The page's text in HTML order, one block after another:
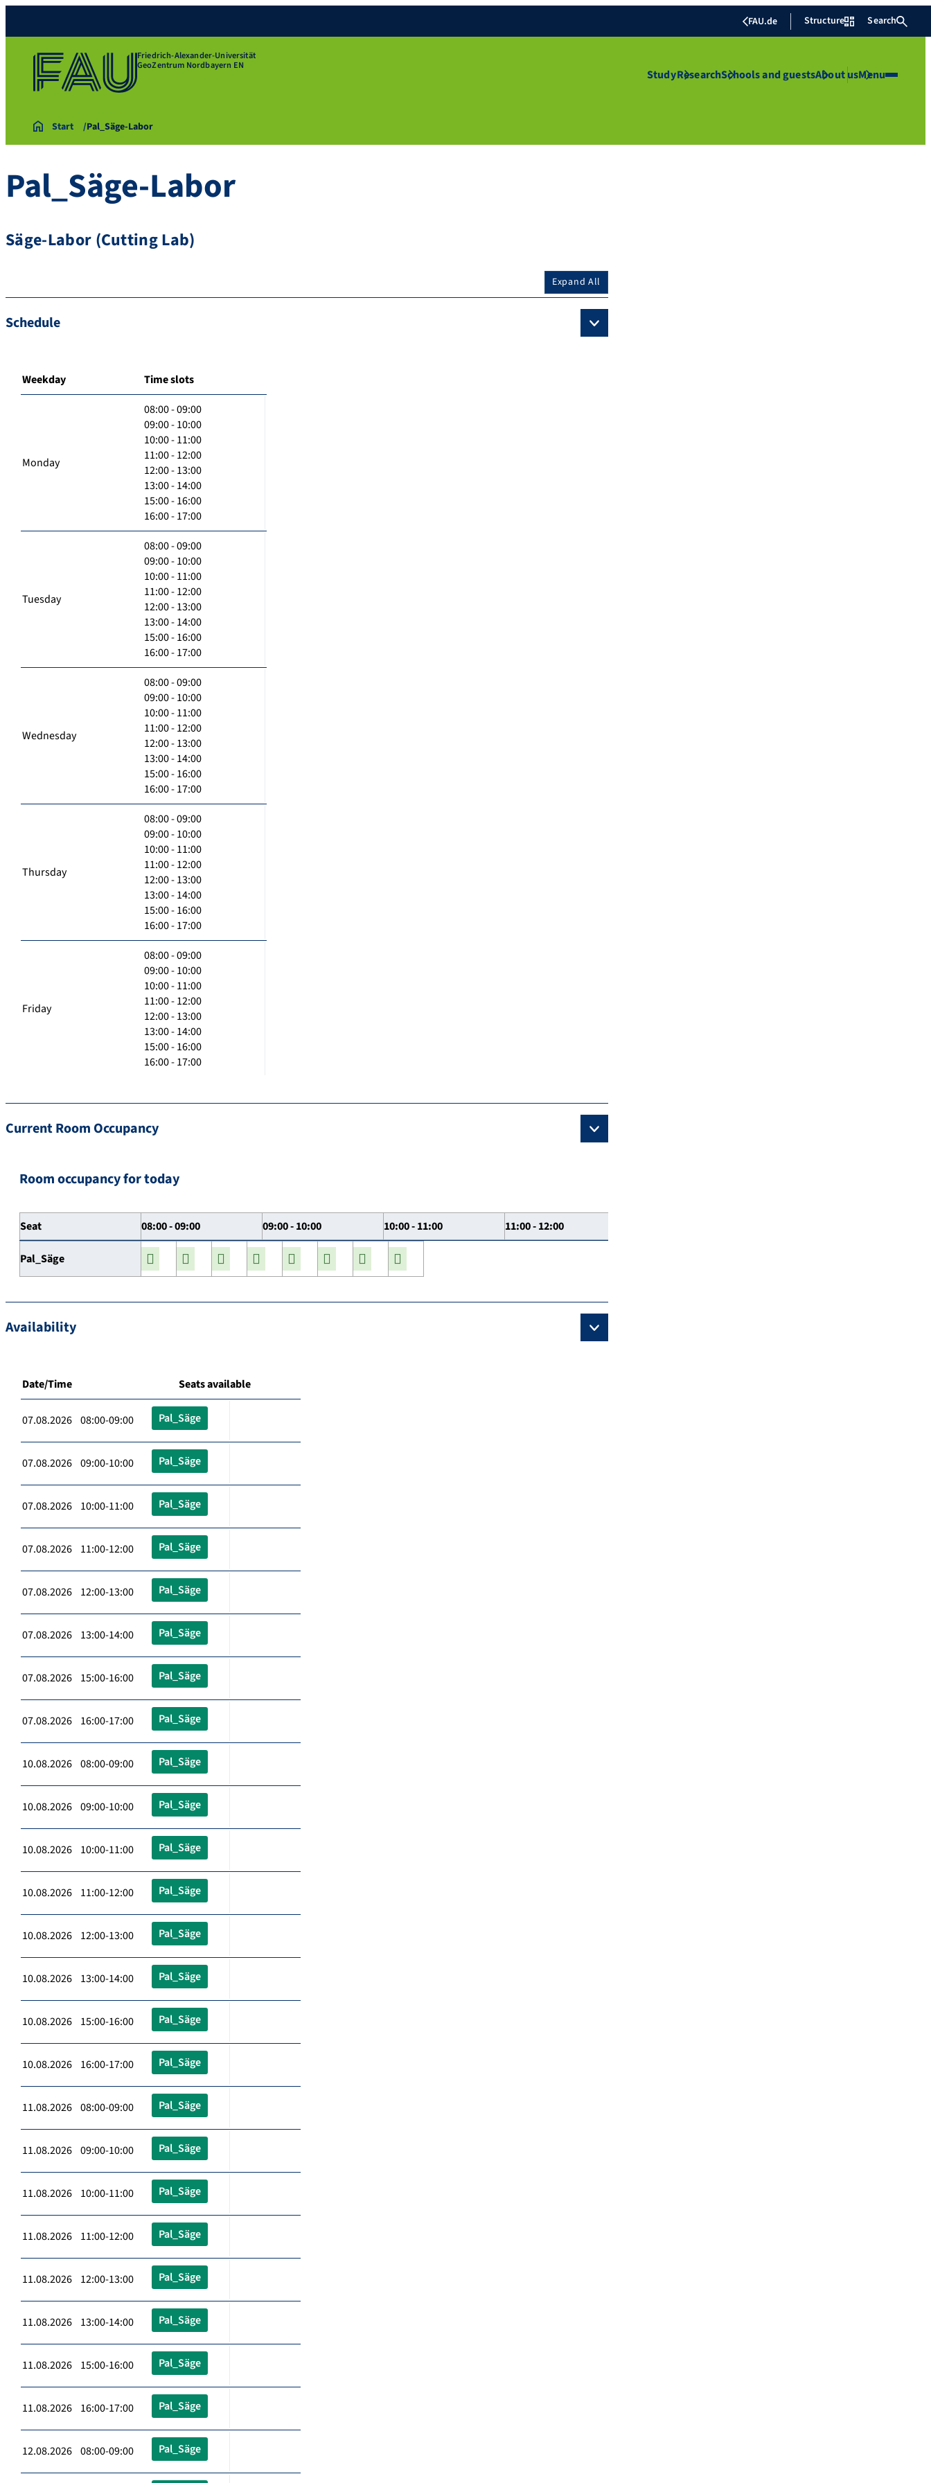
FAU.de Structure Search
Friedrich-Alexander-Universität
GeoZentrum Nordbayern EN
StudyResearchSchools and guestsAbout usMenu
Start Pal_Säge-Labor
Pal_Säge-Labor
Säge-Labor (Cutting Lab)
Expand All
Schedule
Weekday Time slots
Monday
08:00 - 09:00
09:00 - 10:00
10:00 - 11:00
11:00 - 12:00
12:00 - 13:00
13:00 - 14:00
15:00 - 16:00
16:00 - 17:00
Tuesday
08:00 - 09:00
09:00 - 10:00
10:00 - 11:00
11:00 - 12:00
12:00 - 13:00
13:00 - 14:00
15:00 - 16:00
16:00 - 17:00
Wednesday
08:00 - 09:00
09:00 - 10:00
10:00 - 11:00
11:00 - 12:00
12:00 - 13:00
13:00 - 14:00
15:00 - 16:00
16:00 - 17:00
Thursday
08:00 - 09:00
09:00 - 10:00
10:00 - 11:00
11:00 - 12:00
12:00 - 13:00
13:00 - 14:00
15:00 - 16:00
16:00 - 17:00
Friday
08:00 - 09:00
09:00 - 10:00
10:00 - 11:00
11:00 - 12:00
12:00 - 13:00
13:00 - 14:00
15:00 - 16:00
16:00 - 17:00
Current Room Occupancy
Room occupancy for today
Seat 08:00 - 09:00 09:00 - 10:00 10:00 - 11:00 11:00 - 12:00
Pal_Säge
Availability
Date/Time Seats available
07.08.2026 08:00-09:00 Pal_Säge
07.08.2026 09:00-10:00 Pal_Säge
07.08.2026 10:00-11:00 Pal_Säge
07.08.2026 11:00-12:00 Pal_Säge
07.08.2026 12:00-13:00 Pal_Säge
07.08.2026 13:00-14:00 Pal_Säge
07.08.2026 15:00-16:00 Pal_Säge
07.08.2026 16:00-17:00 Pal_Säge
10.08.2026 08:00-09:00 Pal_Säge
10.08.2026 09:00-10:00 Pal_Säge
10.08.2026 10:00-11:00 Pal_Säge
10.08.2026 11:00-12:00 Pal_Säge
10.08.2026 12:00-13:00 Pal_Säge
10.08.2026 13:00-14:00 Pal_Säge
10.08.2026 15:00-16:00 Pal_Säge
10.08.2026 16:00-17:00 Pal_Säge
11.08.2026 08:00-09:00 Pal_Säge
11.08.2026 09:00-10:00 Pal_Säge
11.08.2026 10:00-11:00 Pal_Säge
11.08.2026 11:00-12:00 Pal_Säge
11.08.2026 12:00-13:00 Pal_Säge
11.08.2026 13:00-14:00 Pal_Säge
11.08.2026 15:00-16:00 Pal_Säge
11.08.2026 16:00-17:00 Pal_Säge
12.08.2026 08:00-09:00 Pal_Säge